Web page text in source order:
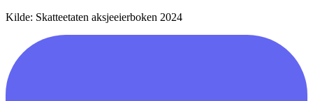
Kilde: Skatteetaten aksjeeierboken 2024